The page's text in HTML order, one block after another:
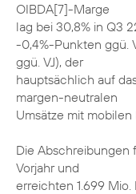
OIBDA[7]-Marge
lag bei 30,8% in Q3
-0,4%-Punkten ggü.
ggü. VJ), der
hauptsächlich auf
margen-neutralen
Umsätze mit
Die Abschreibungen
Vorjahr und
erreichten 1.699